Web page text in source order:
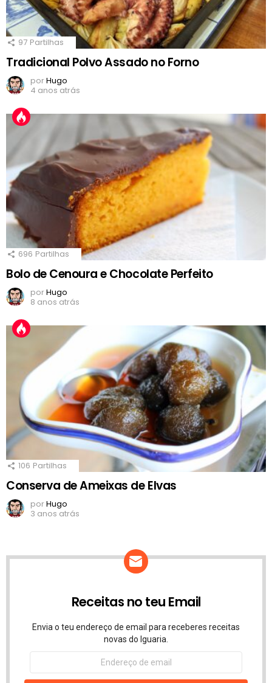
97 Partilhas
Tradicional Polvo Assado no Forno
porHugo
4 anos atrás
696 Partilhas
Bolo de Cenoura e Chocolate Perfeito
porHugo
8 anos atrás
106 Partilhas
Conserva de Ameixas de Elvas
porHugo
3 anos atrás
Receitas no teu Email
Envia o teu endereço de email para receberes receitas
novas do Iguaria.
Endereço
email